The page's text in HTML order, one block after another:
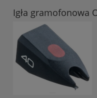
Igła gramofonowa